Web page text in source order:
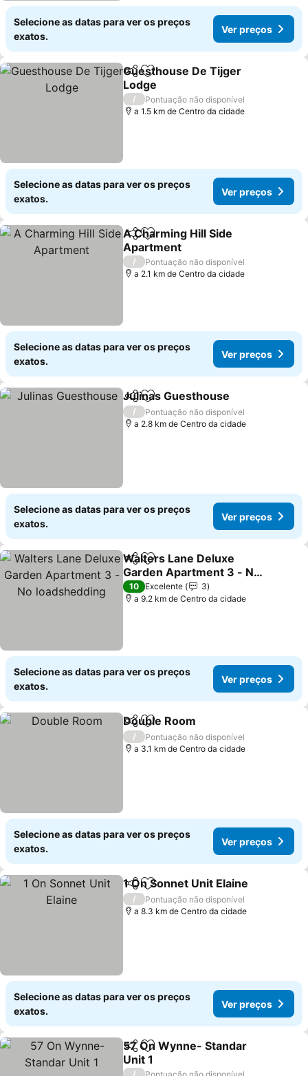
Selecione as datas para ver os preços
exatos.
Ver preços
PartilharAdicionar aos favoritos
Guesthouse De Tijger
Lodge
Ver preços
/
Pontuação não disponível
a 1.5 km de Centro da cidade
Selecione as datas para ver os preços
exatos.
Ver preços
PartilharAdicionar aos favoritos
A Charming Hill Side
Apartment
Ver preços
/
Pontuação não disponível
a 2.1 km de Centro da cidade
Selecione as datas para ver os preços
exatos.
Ver preços
PartilharAdicionar aos favoritos
Julinas Guesthouse
/
Pontuação não disponível
a 2.8 km de Centro da cidade
Selecione as datas para ver os preços
exatos.
Ver preços
PartilharAdicionar aos favoritos
Walters Lane Deluxe
Garden Apartment 3 - No
loadshedding
Ver preços
10 Excelente
3
a 9.2 km de Centro da cidade
Selecione as datas para ver os preços
exatos.
Ver preços
PartilharAdicionar aos favoritos
Double Room
/
Pontuação não disponível
a 3.1 km de Centro da cidade
Selecione as datas para ver os preços
exatos.
Ver preços
PartilharAdicionar aos favoritos
1 On Sonnet Unit Elaine
/
Pontuação não disponível
a 8.3 km de Centro da cidade
Selecione as datas para ver os preços
exatos.
Ver preços
PartilharAdicionar aos favoritos
57 On Wynne- Standar
Unit 1
/ Pontuação não disponível